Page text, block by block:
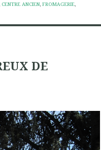
CENTRE ANCIEN, FROMAGERIE,
DE